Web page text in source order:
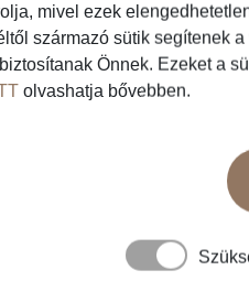
Hajó
mivel ezek
származó sütik segítenek
Önnek. Ezeket a
olvashatja bővebben.